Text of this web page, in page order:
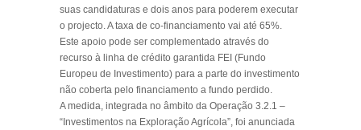
suas candidaturas e dois anos para poderem executar
o projecto. A taxa de co-financiamento vai até 65%.
Este apoio pode ser complementado através do
recurso à linha de crédito garantida FEI (Fundo
Europeu de Investimento) para a parte do investimento
não coberta pelo financiamento a fundo perdido.
A medida, integrada no âmbito da Operação 3.2.1 –
“Investimentos na Exploração Agrícola”, foi anunciada